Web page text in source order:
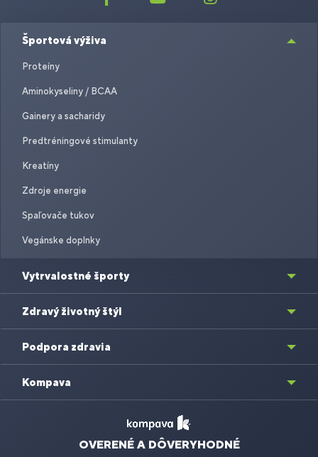
Športová výživa
Proteíny
Aminokyseliny / BCAA
Gainery a sacharidy
Predtréningové stimulanty
Kreatíny
Zdroje energie
Spaľovače tukov
Vegánske doplnky
Vytrvalostné športy
Zdravý životný štýl
Podpora zdravia
Kompava
OVERENÉ A DÔVERYHODNÉ